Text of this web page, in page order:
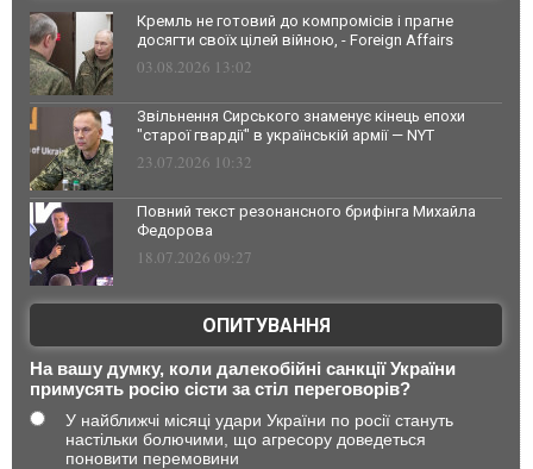
Кремль не готовий до компромісів і прагне
досягти своїх цілей війною, - Foreign Affairs
03.08.2026 13:02
Звільнення Сирського знаменує кінець епохи
"старої гвардії" в українській армії — NYT
23.07.2026 10:32
Повний текст резонансного брифінга Михайла
Федорова
18.07.2026 09:27
ОПИТУВАННЯ
На вашу думку, коли далекобійні санкції України
примусять росію сісти за стіл переговорів?
У найближчі місяці удари України по росії стануть
настільки болючими, що агресору доведеться
поновити перемовини